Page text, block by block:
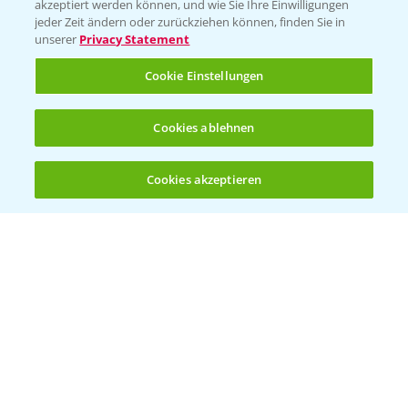
(noch 4)
Hilfe in Notfällen
T.+49 (0)214/30-20220
Folgen Sie uns
akzeptiert werden können, und wie Sie Ihre Einwilligungen
jeder Zeit ändern oder zurückziehen können, finden Sie in
unserer Privacy Statement
Cookie Einstellungen
Cookies ablehnen
Cookies akzeptieren